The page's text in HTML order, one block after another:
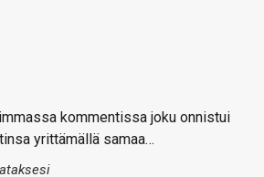
kommentissa joku onnistui
yrittämällä samaa…